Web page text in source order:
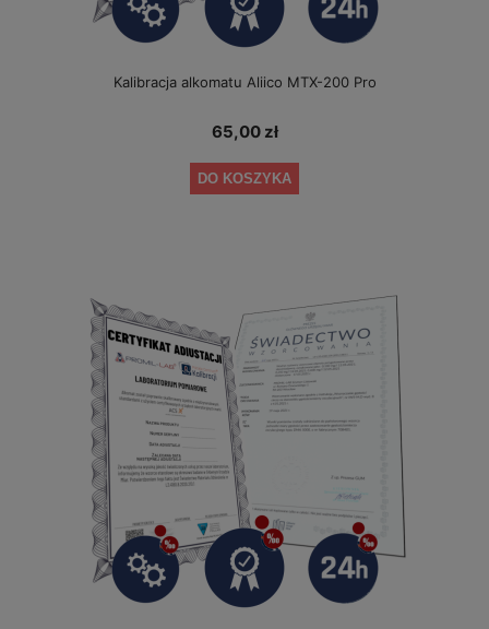
Kalibracja alkomatu Aliico MTX-200 Pro
65,00 zł
DO KOSZYKA